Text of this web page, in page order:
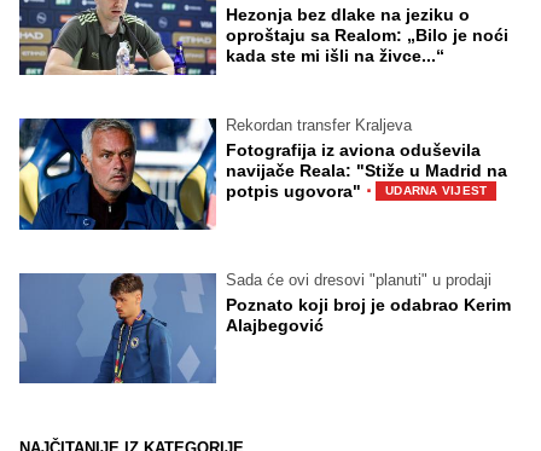
Hezonja bez dlake na jeziku o
oproštaju sa Realom: „Bilo je noći
kada ste mi išli na živce...“
Rekordan transfer Kraljeva
Fotografija iz aviona oduševila
navijače Reala: "Stiže u Madrid na
potpis ugovora" · UDARNA VIJEST
Sada će ovi dresovi "planuti" u prodaji
Poznato koji broj je odabrao Kerim
Alajbegović